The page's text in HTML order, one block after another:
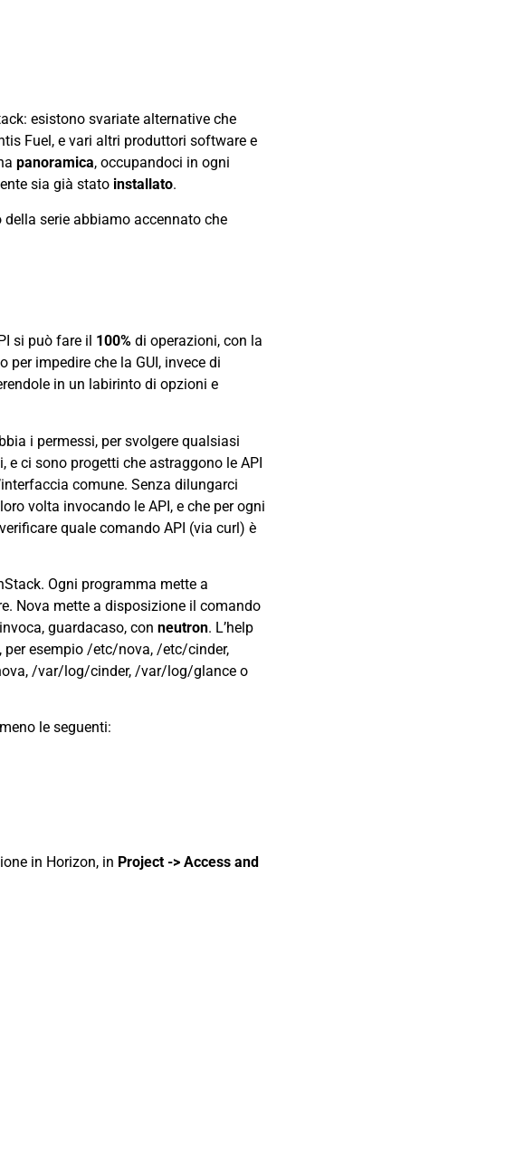
: esistono svariate alternative che
Fuel , e vari altri produttori software e
panoramica, occupandoci in ogni
sia già stato installato.
serie abbiamo accennato che
si può fare il 100% di operazioni, con la
per impedire che la GUI, invece di
in un labirinto di opzioni e
i permessi, per svolgere qualsiasi
ci sono progetti che astraggono le API
comune. Senza dilungarci
volta invocando le API, e che per ogni
quale comando API (via curl) è
Ogni programma mette a
Nova mette a disposizione il comando
guardacaso, con neutron. L’help
esempio /etc/nova, /etc/cinder,
/var/log/cinder, /var/log/glance o
le seguenti:
in Horizon, in Project -> Access and